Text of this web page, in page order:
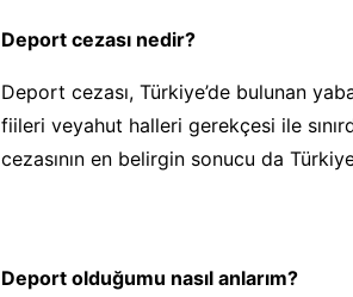
Deport cezası nedir?
Deport cezası, Türkiye’de bulunan
fiileri veyahut halleri gerekçesi ile
cezasının en belirgin sonucu da
Deport olduğumu nasıl anlarım?